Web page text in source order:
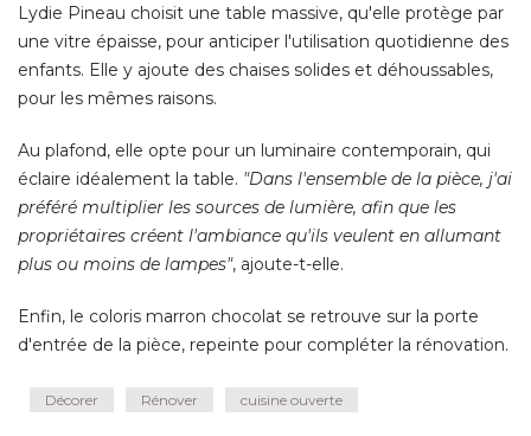
Lydie Pineau choisit une table massive, qu'elle protège par
une vitre épaisse, pour anticiper l'utilisation quotidienne des
enfants. Elle y ajoute des chaises solides et déhoussables,
pour les mêmes raisons.
Au plafond, elle opte pour un luminaire contemporain, qui
éclaire idéalement la table. "Dans l'ensemble de la pièce, j'ai
préféré multiplier les sources de lumière, afin que les
propriétaires créent l'ambiance qu'ils veulent en allumant
plus ou moins de lampes", ajoute-t-elle.
Enfin, le coloris marron chocolat se retrouve sur la porte
d'entrée de la pièce, repeinte pour compléter la rénovation.
Décorer Rénover cuisine ouverte